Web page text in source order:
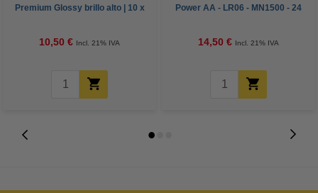
Premium Glossy brillo alto | 10 x
10,50 € Incl. 21% IVA
Power AA - LR06 - MN1500 - 24
14,50 € Incl. 21% IVA